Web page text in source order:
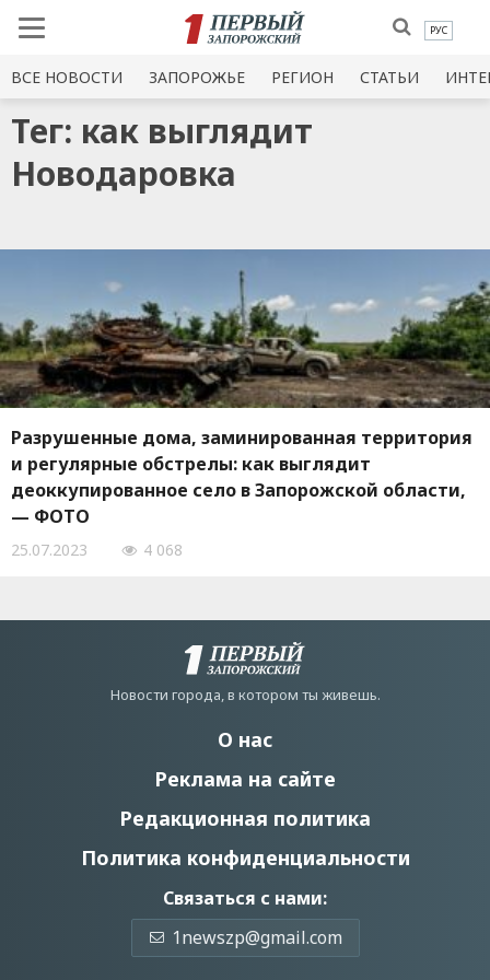
РУС
ВСЕ НОВОСТИ ЗАПОРОЖЬЕ РЕГИОН СТАТЬИ
Тег: как выглядит
Новодаровка
Разрушенные дома, заминированная территория
и регулярные обстрелы: как выглядит
деоккупированное село в Запорожской области,
— ФОТО
25.07.2023 4 068
Новости города, в котором ты живешь.
О нас
Реклама на сайте
Редакционная политика
Политика конфиденциальности
Связаться с нами:
1newszp@gmail.com